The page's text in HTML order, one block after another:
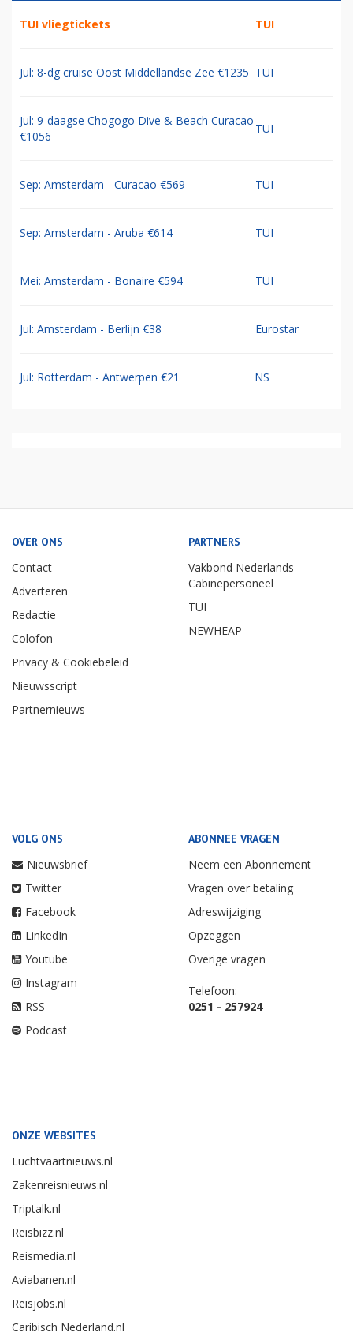
TUI vliegtickets TUI
Jul: 8-dg cruise Oost Middellandse Zee €1235 TUI
Jul: 9-daagse Chogogo Dive & Beach Curacao
€1056
TUI
Sep: Amsterdam - Curacao €569 TUI
Sep: Amsterdam - Aruba €614 TUI
Mei: Amsterdam - Bonaire €594 TUI
Jul: Amsterdam - Berlijn €38 Eurostar
Jul: Rotterdam - Antwerpen €21 NS
OVER ONS
Contact
Adverteren
Redactie
Colofon
Privacy & Cookiebeleid
Nieuwsscript
Partnernieuws
PARTNERS
Vakbond Nederlands
Cabinepersoneel
TUI
NEWHEAP
VOLG ONS
Nieuwsbrief
Twitter
Facebook
LinkedIn
Youtube
Instagram
RSS
Podcast
ABONNEE VRAGEN
Neem een Abonnement
Vragen over betaling
Adreswijziging
Opzeggen
Overige vragen
Telefoon:
0251 - 257924
ONZE WEBSITES
Luchtvaartnieuws.nl
Zakenreisnieuws.nl
Triptalk.nl
Reisbizz.nl
Reismedia.nl
Aviabanen.nl
Reisjobs.nl
Caribisch Nederland.nl